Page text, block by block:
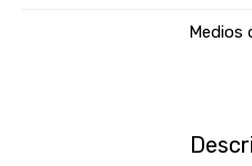
Medios